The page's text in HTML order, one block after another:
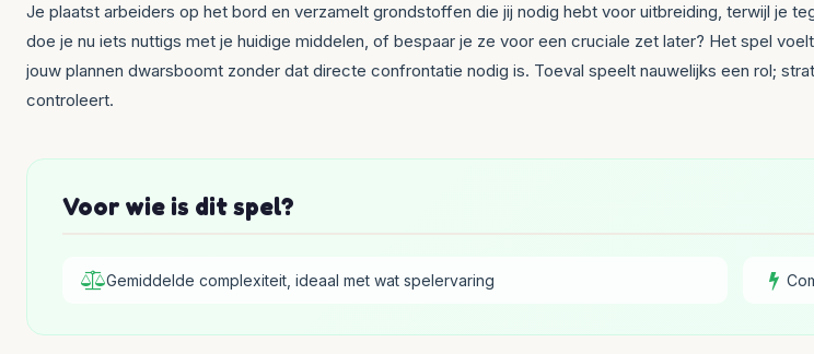
Je plaatst arbeiders op het bord en verzamelt grondstoffen die jij nodig hebt voor uitbreiding, terwijl je
doe je nu iets nuttigs met je huidige middelen, of bespaar je ze voor een cruciale zet later? Het spel
jouw plannen dwarsboomt zonder dat directe confrontatie nodig is. Toeval speelt nauwelijks een rol;
controleert.
Voor wie is dit spel?
Gemiddelde complexiteit, ideaal met wat spelervaring